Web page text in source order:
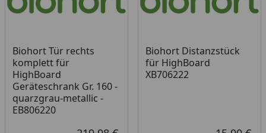
Biohort Tür rechts
komplett für
HighBoard
Geräteschrank Gr. 160 -
quarzgrau-metallic -
EB806220
Biohort Distanzstück
für HighBoard
XB706222